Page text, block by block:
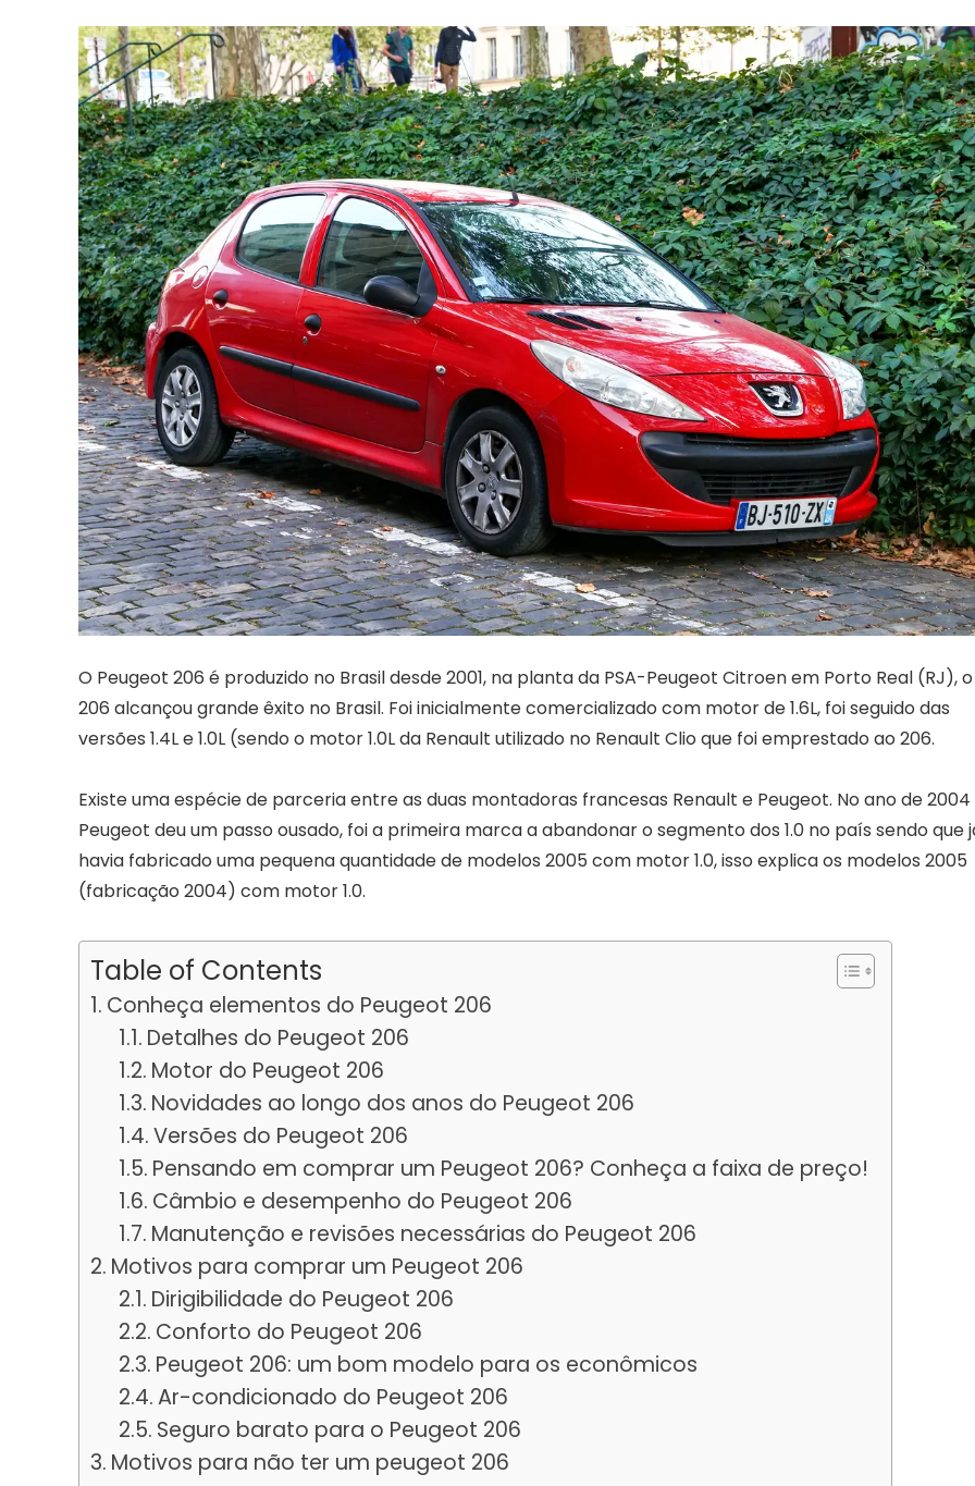
O Peugeot 206 é produzido no Brasil desde 2001, na planta da PSA-Peugeot Citroen em Porto Real (RJ), o
206 alcançou grande êxito no Brasil. Foi inicialmente comercializado com motor de 1.6L, foi seguido das
versões 1.4L e 1.0L (sendo o motor 1.0L da Renault utilizado no Renault Clio que foi emprestado ao 206.
Existe uma espécie de parceria entre as duas montadoras francesas Renault e Peugeot. No ano de 2004
Peugeot deu um passo ousado, foi a primeira marca a abandonar o segmento dos 1.0 no país sendo que
havia fabricado uma pequena quantidade de modelos 2005 com motor 1.0, isso explica os modelos 2005
(fabricação 2004) com motor 1.0.
Table of Contents
Conheça elementos do Peugeot 206
Detalhes do Peugeot 206
Motor do Peugeot 206
Novidades ao longo dos anos do Peugeot 206
Versões do Peugeot 206
Pensando em comprar um Peugeot 206? Conheça a faixa de preço!
Câmbio e desempenho do Peugeot 206
Manutenção e revisões necessárias do Peugeot 206
Motivos para comprar um Peugeot 206
Dirigibilidade do Peugeot 206
Conforto do Peugeot 206
Peugeot 206: um bom modelo para os econômicos
Ar-condicionado do Peugeot 206
Seguro barato para o Peugeot 206
Motivos para não ter um peugeot 206